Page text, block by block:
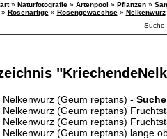
» Naturfotografie» Artenpool » Pflanzen»
Rosenartige» Rosengewaechse» Nelkenwurz
Suche
Nelkenwurz (Geum reptans) - Suche
Nelkenwurz (Geum reptans)
Nelkenwurz (Geum reptans)
Nelkenwurz (Geum reptans) lange